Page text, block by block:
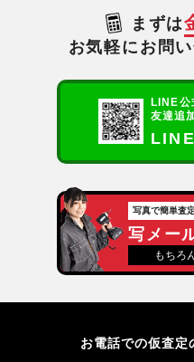
まずは
お気軽にお問
LINE公
友達追
写真で簡単査
写メー
もちろ
お電話での仮査定